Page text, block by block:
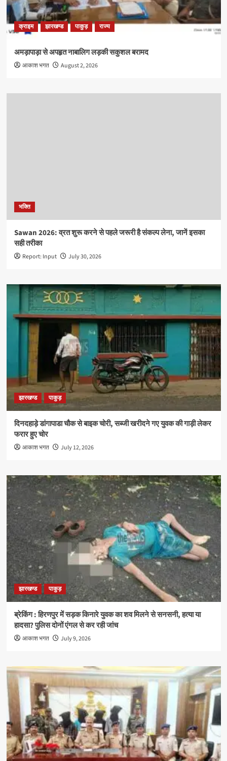
क्राइम झारखण्ड पाकुड़ राज्य
अमड़ापाड़ा से अपहृत नाबालिग लड़की सकुशल बरामद
आकाश भगत August 2, 2026
भक्ति
Sawan 2026: व्रत शुरू करने से पहले जरूरी है संकल्प लेना, जानें इसका
सही तरीका
Report: Input July 30, 2026
झारखण्ड पाकुड़
दिनदहाड़े डांगापाडा चौक से बाइक चोरी, सब्जी खरीदने गए युवक की गाड़ी लेकर
फरार हुए चोर
आकाश भगत July 12, 2026
झारखण्ड पाकुड़
ब्रेकिंग : हिरणपुर में सड़क किनारे युवक का शव मिलने से सनसनी, हत्या या
हादसा? पुलिस दोनों एंगल से कर रही जांच
आकाश भगत July 9, 2026